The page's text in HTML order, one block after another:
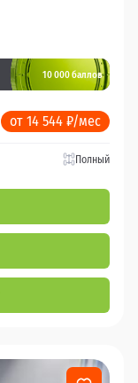
10 000 баллов
от 14 544 ₽/мес
Полный